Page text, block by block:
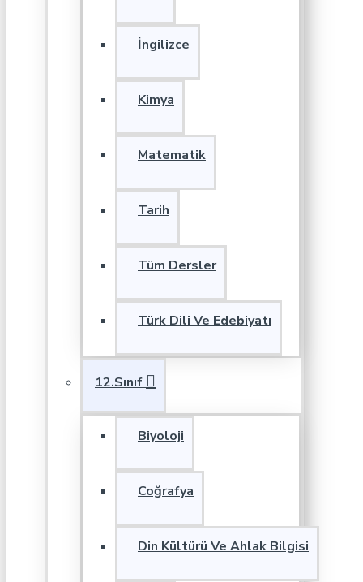
İngilizce
Kimya
Matematik
Tarih
Tüm Dersler
Türk Dili Ve Edebiyatı
12.Sınıf
Biyoloji
Coğrafya
Din Kültürü Ve Ahlak Bilgisi